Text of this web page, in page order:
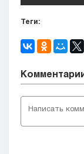
Теги: